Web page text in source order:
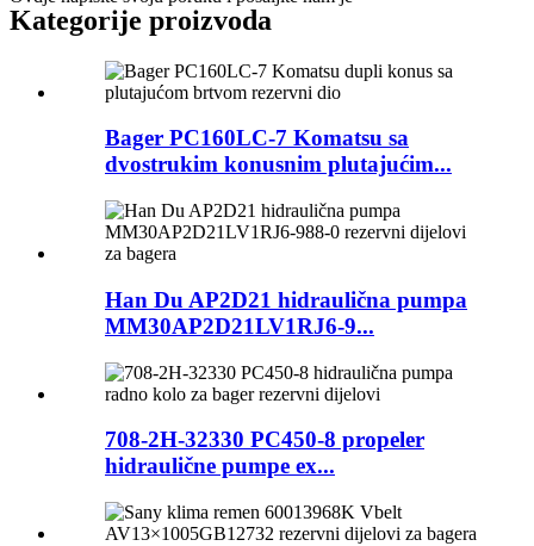
Kategorije proizvoda
Bager PC160LC-7 Komatsu sa
dvostrukim konusnim plutajućim...
Han Du AP2D21 hidraulična pumpa
MM30AP2D21LV1RJ6-9...
708-2H-32330 PC450-8 propeler
hidraulične pumpe ex...